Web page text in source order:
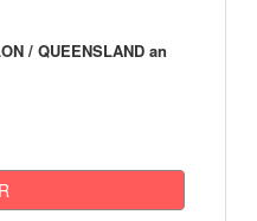
/ QUEENSLAND an